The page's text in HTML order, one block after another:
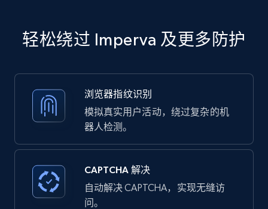
轻松绕过 Imperva 及更多防护
浏览器指纹识别
模拟真实用户活动，绕过复杂的机
器人检测。
CAPTCHA 解决
自动解决 CAPTCHA，实现无缝访
问。